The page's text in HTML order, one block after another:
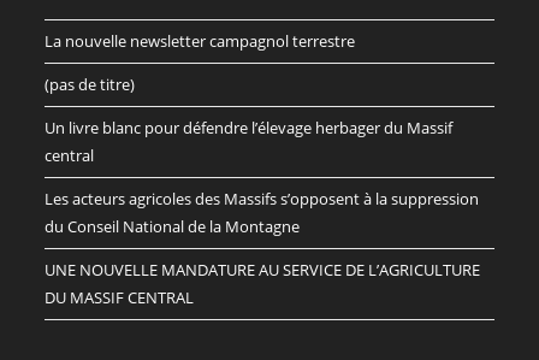
La nouvelle newsletter campagnol terrestre
(pas de titre)
Un livre blanc pour défendre l’élevage herbager du Massif
central
Les acteurs agricoles des Massifs s’opposent à la suppression
du Conseil National de la Montagne
UNE NOUVELLE MANDATURE AU SERVICE DE L’AGRICULTURE
DU MASSIF CENTRAL